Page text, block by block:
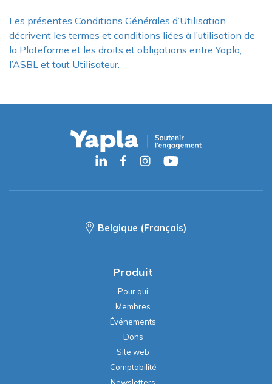
Les présentes Conditions Générales d’Utilisation
décrivent les termes et conditions liées à l’utilisation de
la Plateforme et les droits et obligations entre Yapla,
l’ASBL et tout Utilisateur.
Belgique (Français)
Produit
Pour qui
Membres
Événements
Dons
Site web
Comptabilité